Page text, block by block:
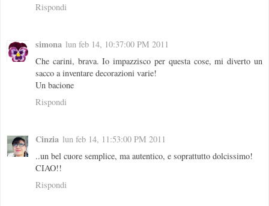
Rispondi
simona lun feb 14, 10:37:00 PM 2011
Che carini, brava. Io impazzisco per questa cose, mi diverto un
sacco a inventare decorazioni varie!
Un bacione
Rispondi
Cinzia lun feb 14, 11:53:00 PM 2011
..un bel cuore semplice, ma autentico, e soprattutto dolcissimo!
CIAO!!
Rispondi